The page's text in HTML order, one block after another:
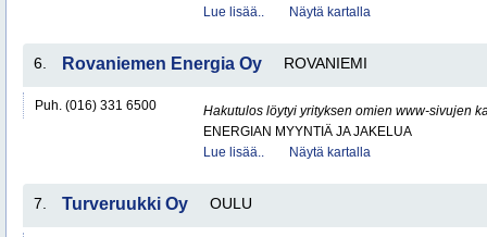
Lue lisää..
Näytä kartalla
6. Rovaniemen Energia Oy ROVANIEMI
Puh. (016) 331 6500
Hakutulos löytyi yrityksen omien www-sivujen
ENERGIAN MYYNTIÄ JA JAKELUA
Lue lisää..
Näytä kartalla
7. Turveruukki Oy OULU